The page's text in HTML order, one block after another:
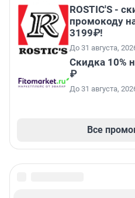
ROSTIC'S -
промокоду
3199₽!
До 31 августа,
Скидка 10%
₽
До 31 августа,
Все